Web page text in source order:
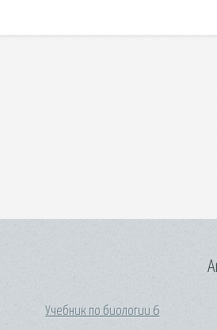
Учебник по биологии 6